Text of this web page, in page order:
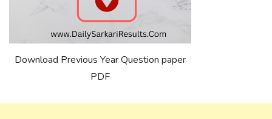
Download Previous Year Question paper
PDF